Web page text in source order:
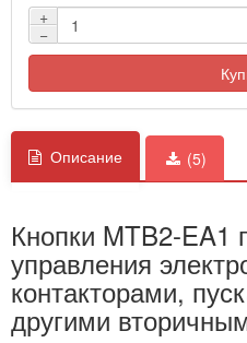
+
−
Описание (5)
Кнопки MTB2-EA1
управления
контакторами,
другими